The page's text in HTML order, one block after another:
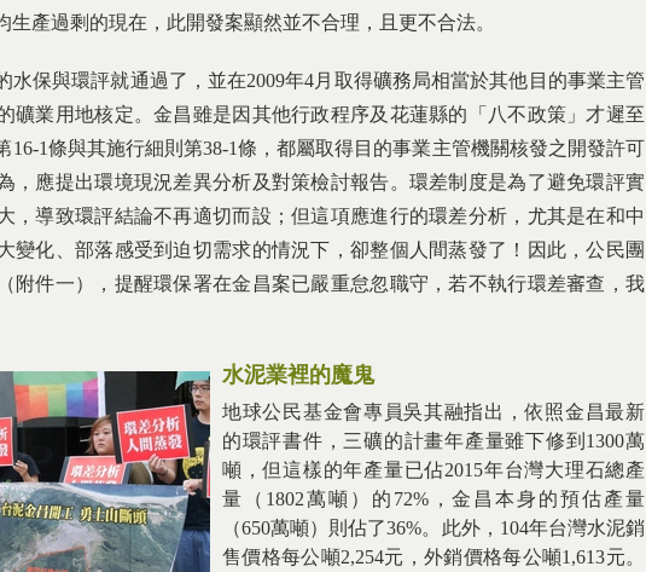
生產過剩的現在，此開發案顯然並不合理，且更不合法。
水保與環評就通過了，並在2009年4月取得礦務局相當於其他目的事業主管
礦業用地核定。金昌雖是因其他行政程序及花蓮縣的「八不政策」才遲至
16-1條與其施行細則第38-1條，都屬取得目的事業主管機關核發之開發許可
，應提出環境現況差異分析及對策檢討報告。環差制度是為了避免環評實
，導致環評結論不再適切而設；但這項應進行的環差分析，尤其是在和中
變化、部落感受到迫切需求的情況下，卻整個人間蒸發了！因此，公民團
附件一），提醒環保署在金昌案已嚴重怠忽職守，若不執行環差審查，我
水泥業裡的魔鬼
地球公民基金會專員吳其融指出，依照金昌最新
的環評書件，三礦的計畫年產量雖下修到1300萬
噸，但這樣的年產量已佔2015年台灣大理石總產
量（1802萬噸）的72%，金昌本身的預估產量
（650萬噸）則佔了36%。此外，104年台灣水泥銷
售價格每公噸2,254元，外銷價格每公噸1,613元。